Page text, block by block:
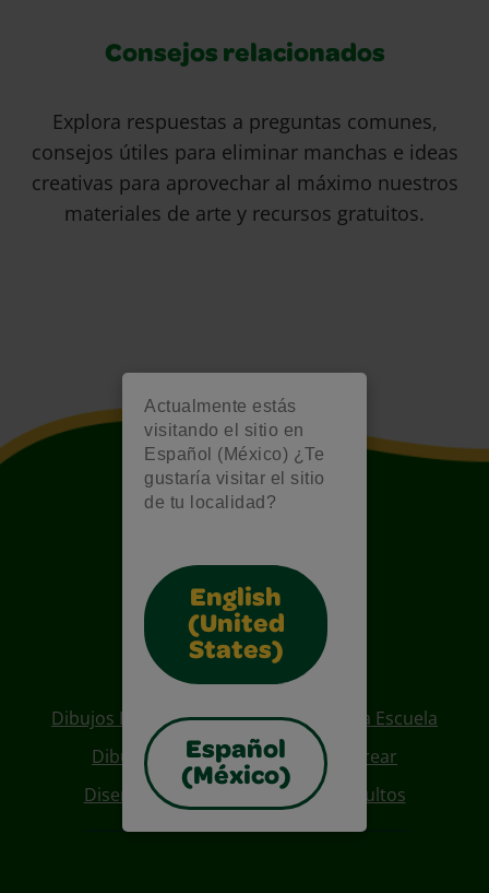
Actualmente estás
visitando el sitio en
Español (México) ¿Te
gustaría visitar el sitio
de tu localidad?
English
(United
States)
Español
(México)
Consejos relacionados
Explora respuestas a preguntas comunes,
consejos útiles para eliminar manchas e ideas
creativas para aprovechar al máximo nuestros
materiales de arte y recursos gratuitos.
Also of Interest
Dibujos Para Colorear De Regreso A La Escuela
Dibujos De Personajes Para Colorear
Diseños Para Coloreables Para Adultos